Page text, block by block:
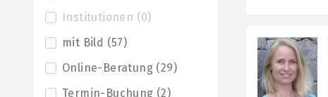
Institutionen (0)
mit Bild (57)
Online-Beratung (29)
Termin-Buchung (2)